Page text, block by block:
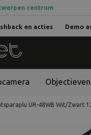
centrum
en acties Demo
Objectieven
UR-48WB Wit/Zwart